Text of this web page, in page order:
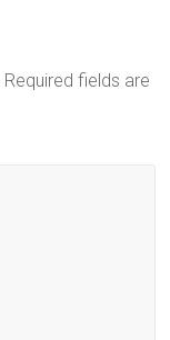
Required fields are